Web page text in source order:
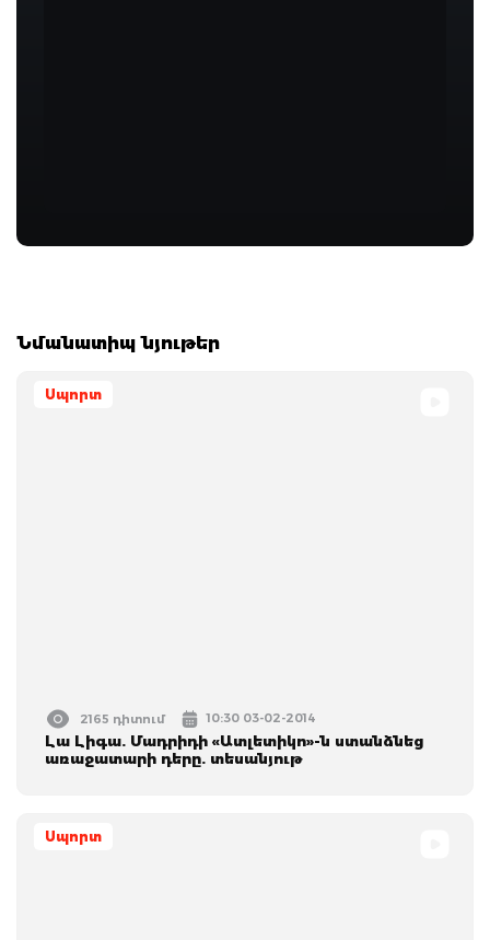
Նմանատիպ նյութեր
Սպորտ
2165 դիտում 10:30 03-02-2014
Լա Լիգա. Մադրիդի «Ատլետիկո»-ն ստանձնեց
առաջատարի դերը. տեսանյութ
Սպորտ